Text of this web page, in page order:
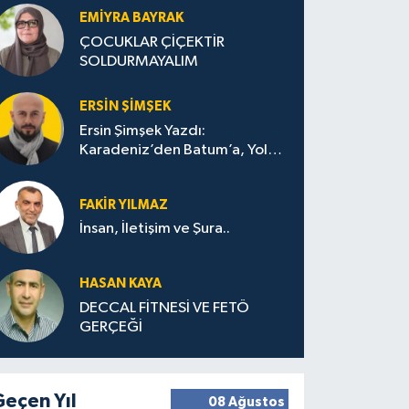
Dahil 41 İlde TOKİ Konut
STRATEJİLERİ
EMIYRA BAYRAK
ÇOCUKLAR ÇİÇEKTİR
SOLDURMAYALIM
ERSIN ŞIMŞEK
Ersin Şimşek Yazdı:
Karadeniz’den Batum’a, Yolun
FAKIR YILMAZ
İnsan, İletişim ve Şura..
HASAN KAYA
DECCAL FİTNESİ VE FETÖ
GERÇEĞİ
Yıl
08 Ağustos